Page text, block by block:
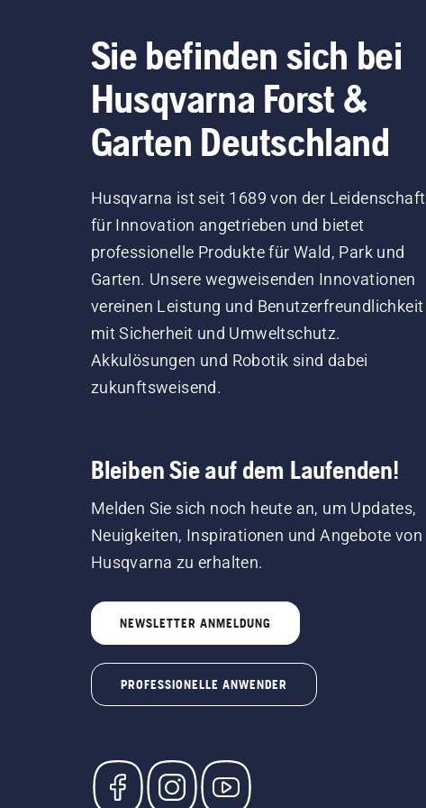
Sie befinden sich bei
Husqvarna Forst &
Garten Deutschland
Husqvarna ist seit 1689 von der Leidenschaft
für Innovation angetrieben und bietet
professionelle Produkte für Wald, Park und
Garten. Unsere wegweisenden Innovationen
vereinen Leistung und Benutzerfreundlichkeit
mit Sicherheit und Umweltschutz.
Akkulösungen und Robotik sind dabei
zukunftsweisend.
Bleiben Sie auf dem Laufenden!
Melden Sie sich noch heute an, um Updates,
Neuigkeiten, Inspirationen und Angebote von
Husqvarna zu erhalten.
NEWSLETTER ANMELDUNG
PROFESSIONELLE ANWENDER